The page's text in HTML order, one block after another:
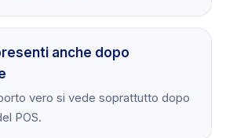
anche dopo
vero si vede soprattutto dopo
POS.